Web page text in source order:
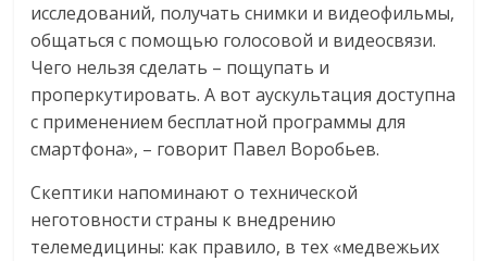
исследований, получать снимки и видеофильмы,
общаться с помощью голосовой и видеосвязи.
Чего нельзя сделать – пощупать и
проперкутировать. А вот аускультация доступна
с применением бесплатной программы для
смартфона», – говорит Павел Воробьев.
Скептики напоминают о технической
неготовности страны к внедрению
телемедицины: как правило, в тех «медвежьих